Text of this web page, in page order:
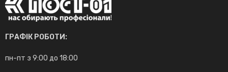
ГРАФІК РОБОТИ:
пн-пт з 9:00 до 18:00